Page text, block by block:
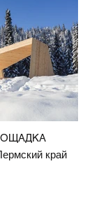
край